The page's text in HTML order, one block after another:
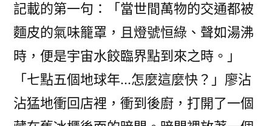
記載的第一句：「當世間萬物的交通都被
麵皮的氣味籠罩，且燈號恒綠、聲如湯沸
時，便是宇宙水餃臨界點到來之時。」
「七點五個地球年…怎麼這麼快？」廖沾
沾猛地衝回店裡，衝到後廚，打開了一個